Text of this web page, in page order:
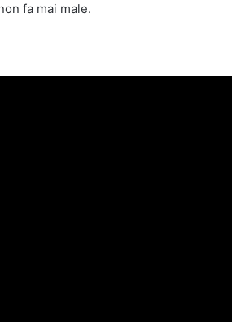
fa mai male.